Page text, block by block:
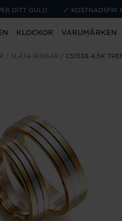
DITT GULD KOSTNADSFRI
KLOCKOR VARUMÄRKEN
SLÄTA RINGAR C51538-4,5K